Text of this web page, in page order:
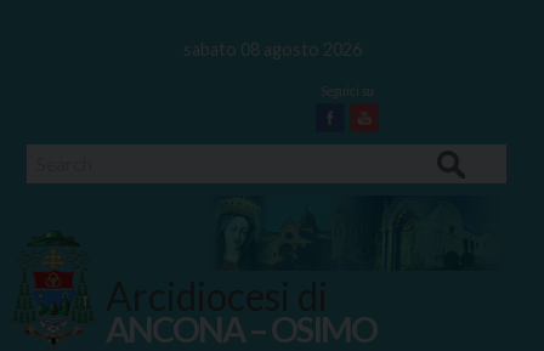
sabato 08 agosto 2026
Facebook
Youtube
ANCONA – OSIMO